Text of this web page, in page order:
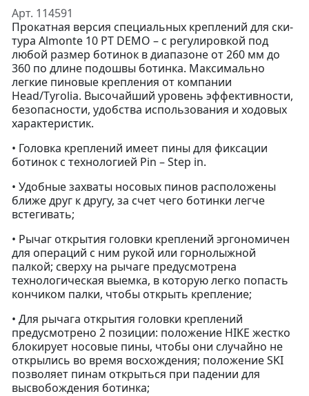
Арт. 114591
Прокатная версия специальных креплений для ски-
тура Almonte 10 PT DEMO – с регулировкой под
любой размер ботинок в диапазоне от 260 мм до
360 по длине подошвы ботинка. Максимально
легкие пиновые крепления от компании
Head/Tyrolia. Высочайший уровень эффективности,
безопасности, удобства использования и ходовых
характеристик.
• Головка креплений имеет пины для фиксации
ботинок с технологией Pin – Step in.
• Удобные захваты носовых пинов расположены
ближе друг к другу, за счет чего ботинки легче
встегивать;
• Рычаг открытия головки креплений эргономичен
для операций с ним рукой или горнолыжной
палкой; сверху на рычаге предусмотрена
технологическая выемка, в которую легко попасть
кончиком палки, чтобы открыть крепление;
• Для рычага открытия головки креплений
предусмотрено 2 позиции: положение HIKE жестко
блокирует носовые пины, чтобы они случайно не
открылись во время восхождения; положение SKI
позволяет пинам открыться при падении для
высвобождения ботинка;